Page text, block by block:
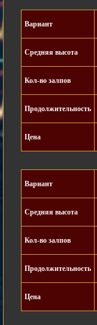
Вариант
Средняя высота
Кол-во залпов
Продолжительность
Цена
Вариант
Средняя высота
Кол-во залпов
Продолжительность
Цена